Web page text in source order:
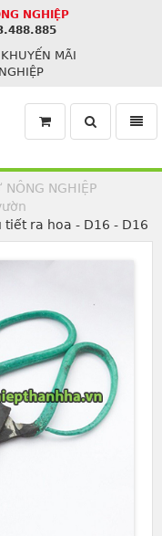
NGHIỆP
KHUYẾN MÃI
Toggle
search
NÔNG NGHIỆP
ra hoa - D16 - D16